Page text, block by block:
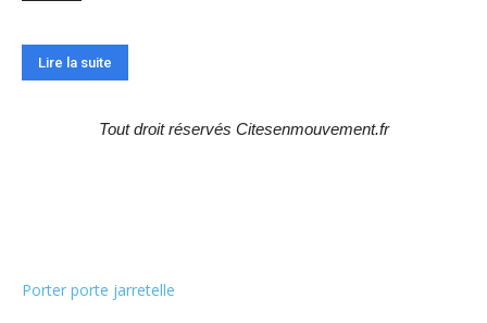
Lire la suite
Tout droit réservés Citesenmouvement.fr
Porter porte jarretelle